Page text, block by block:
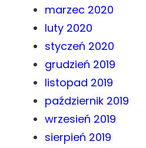
marzec 2020
luty 2020
styczeń 2020
grudzień 2019
listopad 2019
październik 2019
wrzesień 2019
sierpień 2019